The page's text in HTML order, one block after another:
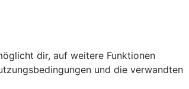
dir, auf weitere Funktionen
und die verwandten